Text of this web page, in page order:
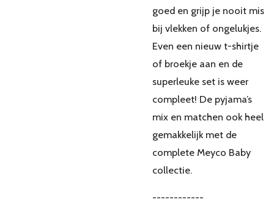
goed en grijp je nooit mis
bij vlekken of ongelukjes.
Even een nieuw t-shirtje
of broekje aan en de
superleuke set is weer
compleet! De pyjama’s
mix en matchen ook heel
gemakkelijk met de
complete Meyco Baby
collectie.
------------